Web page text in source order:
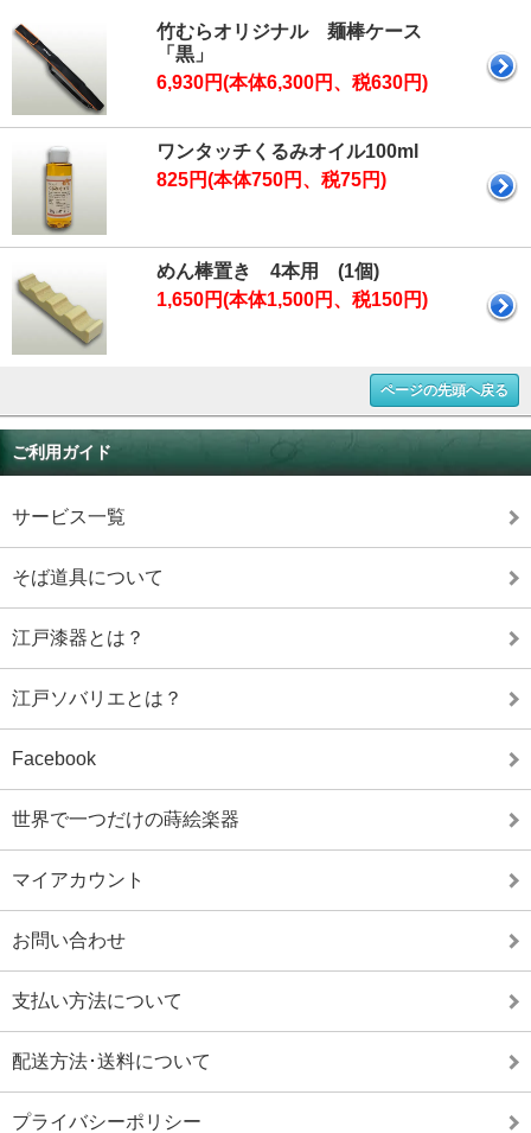
竹むらオリジナル 麺棒ケース
「黒」
6,930円(本体6,300円、税630円)
ワンタッチくるみオイル100ml
825円(本体750円、税75円)
めん棒置き 4本用 (1個)
1,650円(本体1,500円、税150円)
ページの先頭へ戻る
ご利用ガイド
サービス一覧
そば道具について
江戸漆器とは？
江戸ソバリエとは？
Facebook
世界で一つだけの蒔絵楽器
マイアカウント
お問い合わせ
支払い方法について
配送方法･送料について
プライバシーポリシー